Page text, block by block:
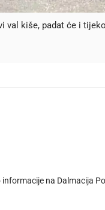
val kiše, padat će i
informacije na Dalmacija